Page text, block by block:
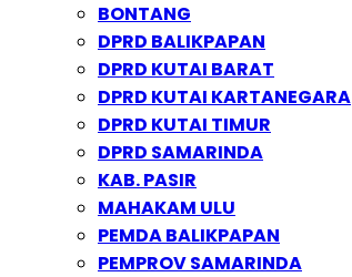
BONTANG
DPRD BALIKPAPAN
DPRD KUTAI BARAT
DPRD KUTAI KARTANEGARA
DPRD KUTAI TIMUR
DPRD SAMARINDA
KAB. PASIR
MAHAKAM ULU
PEMDA BALIKPAPAN
PEMPROV SAMARINDA